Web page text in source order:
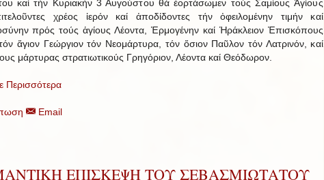
καί τήν Κυριακήν 3 Αυγούστου θά ἑορτάσωμεν τούς Σαμίους Ἁγίους
χρέος ἱερόν καί ἀποδίδοντες τήν ὀφειλομένην τιμήν καί
πρός τούς ἁγίους Λέοντα, Ἑρμογένην καί Ἡράκλειον Ἐπισκόπους
ἅγιον Γεώργιον τόν Νεομάρτυρα, τόν ὅσιον Παῦλον τόν Λατρινόν, καί
μάρτυρας στρατιωτικούς Γρηγόριον, Λέοντα καί Θεόδωρον.
Περισσότερα
Email
ΕΠΙΣΚΕΨΗ ΤΟΥ ΣΕΒΑΣΜΙΩΤΑΤΟΥ